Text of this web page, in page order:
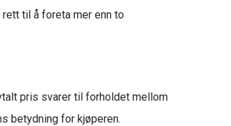
til å foreta mer enn to
pris svarer til forholdet mellom
betydning for kjøperen.